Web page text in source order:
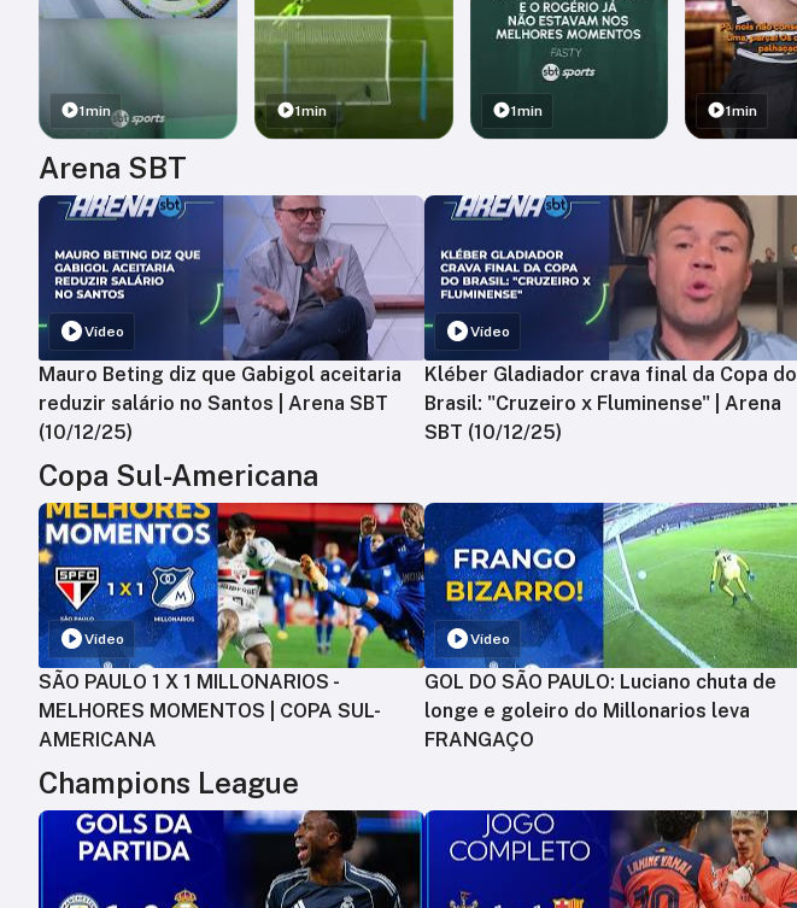
1min 1min 1min 1min
Arena SBT
Vídeo
Mauro Beting diz que Gabigol aceitaria
reduzir salário no Santos | Arena SBT
(10/12/25)
Vídeo
Kléber Gladiador crava final da Copa do
Brasil: "Cruzeiro x Fluminense" | Arena
SBT (10/12/25)
Copa Sul-Americana
Vídeo
SÃO PAULO 1 X 1 MILLONARIOS -
MELHORES MOMENTOS | COPA SUL-
AMERICANA
Vídeo
GOL DO SÃO PAULO: Luciano chuta de
longe e goleiro do Millonarios leva
FRANGAÇO
Champions League